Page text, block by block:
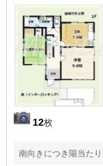
12枚
南向きにつき陽当た